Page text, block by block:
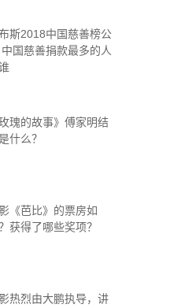
斯2018中国慈善榜公
国慈善捐款最多的人
玫瑰的故事》傅家明结
什么？
《芭比》的票房如
获得了哪些奖项？
热烈由大鹏执导，讲